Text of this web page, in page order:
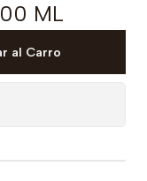
ML
al Carro